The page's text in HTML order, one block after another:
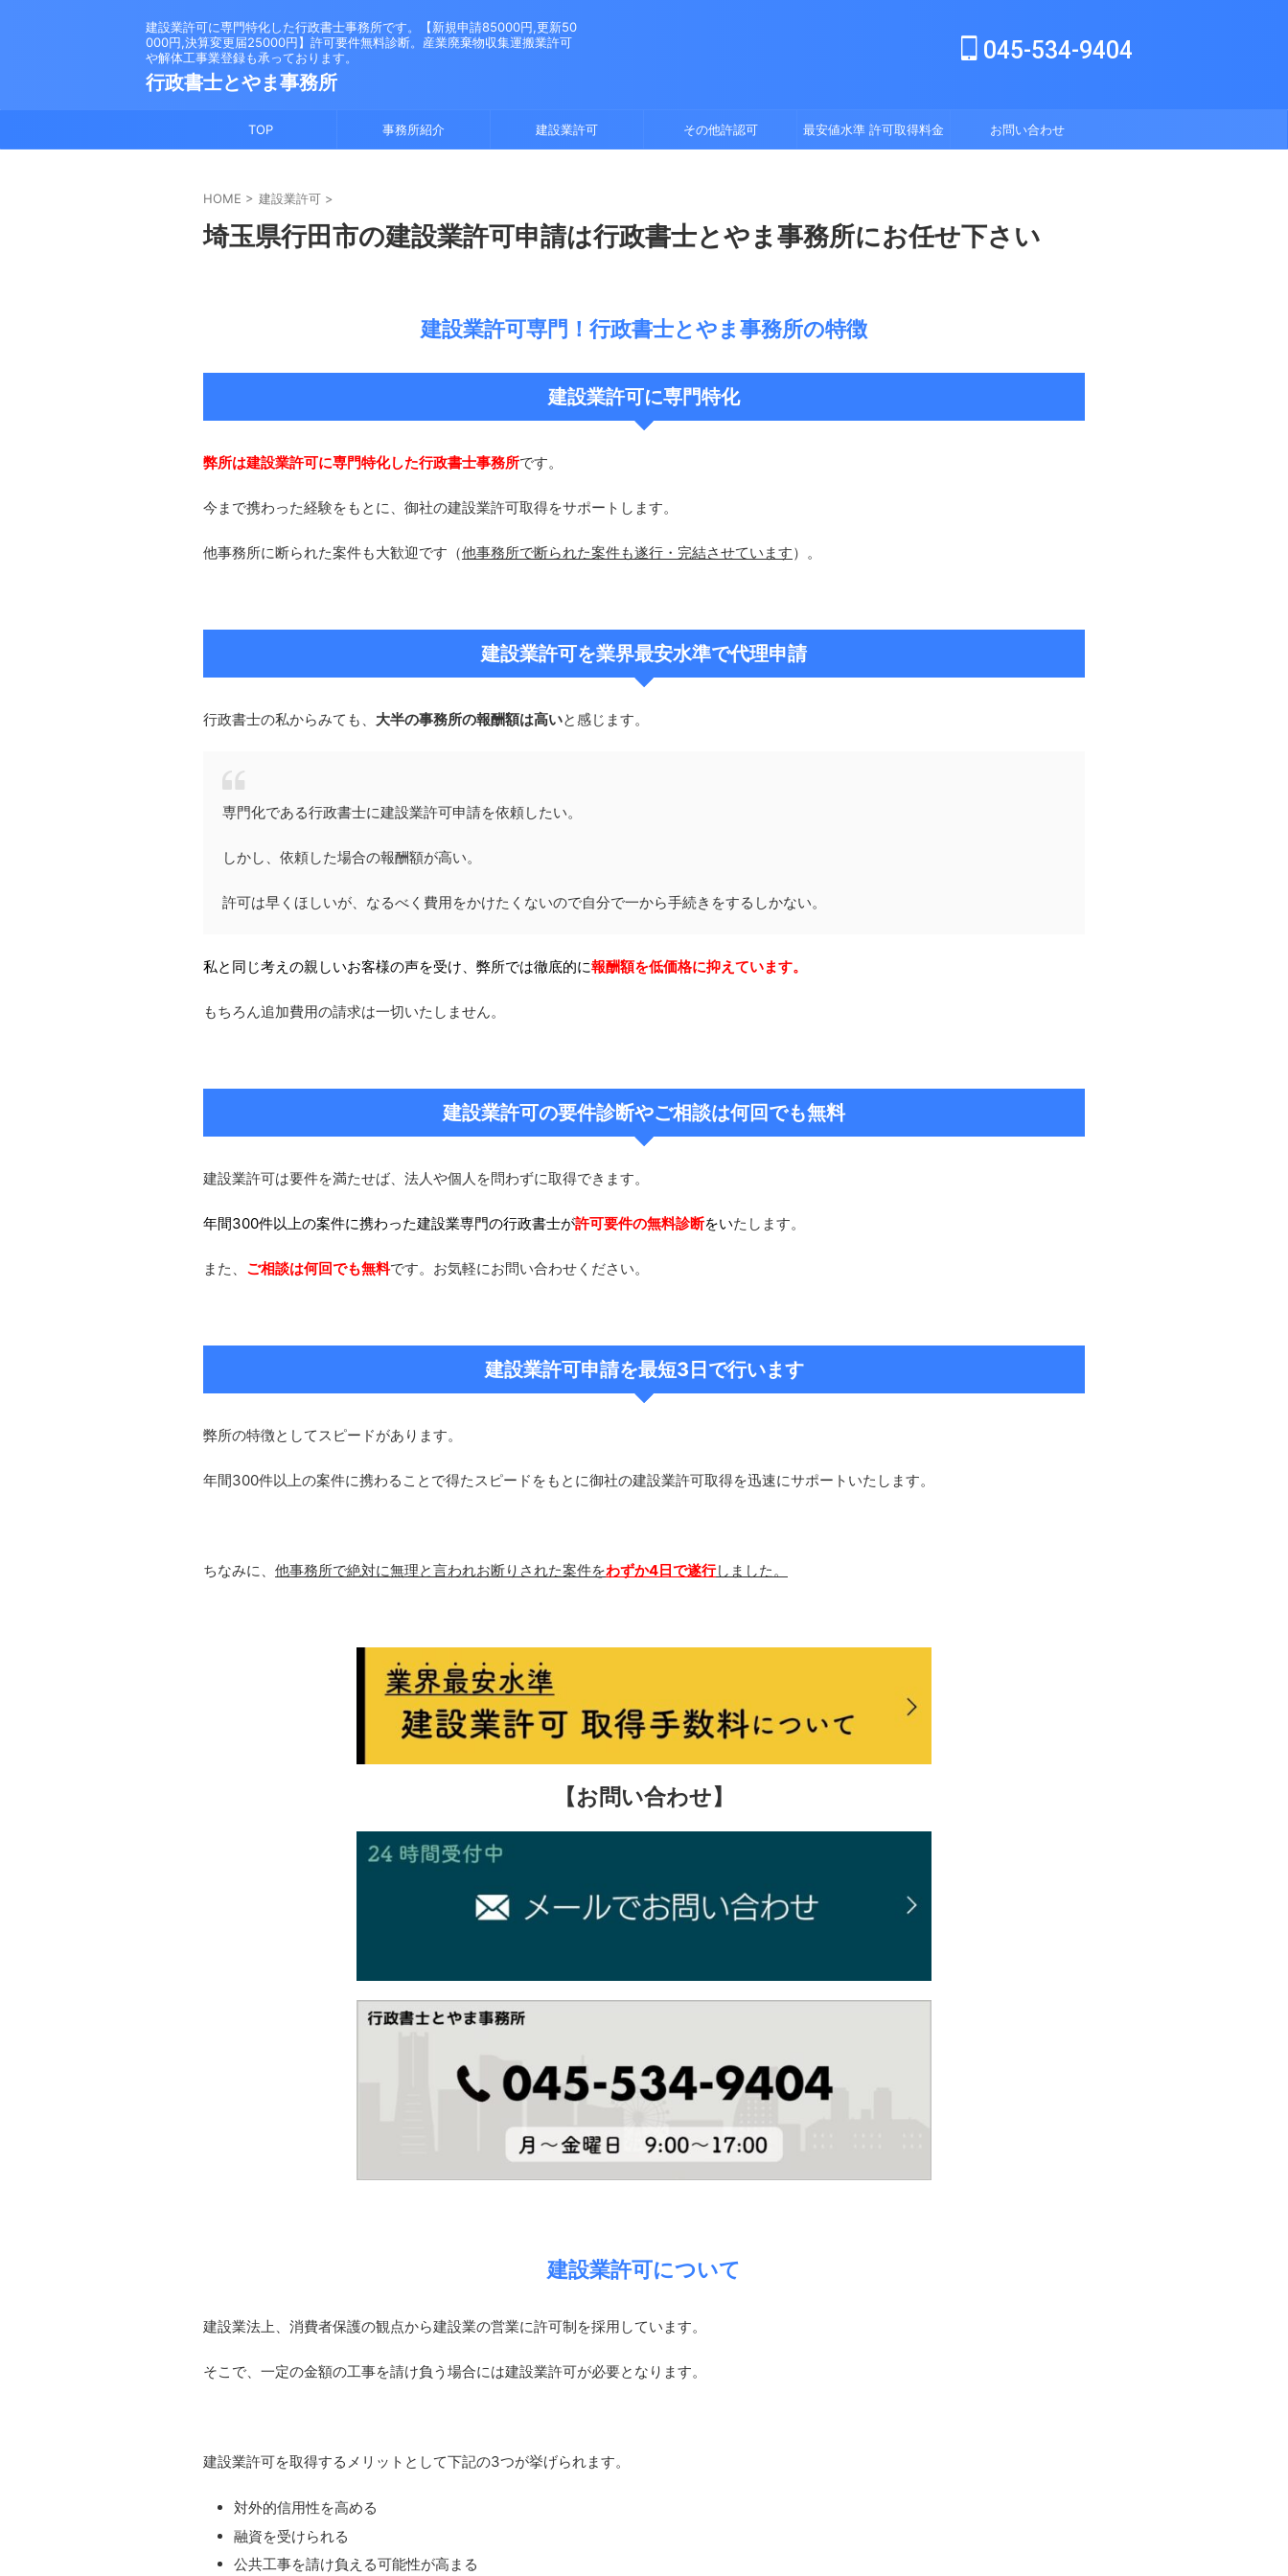
建設業許可に専門特化した行政書士事務所です。【新規申請85000円,更新50
000円,決算変更届25000円】許可要件無料診断。産業廃棄物収集運搬業許可
や解体工事業登録も承っております。
行政書士とやま事務所
045-534-9404
TOP 事務所紹介 建設業許可 その他許認可 最安値水準 許可取得料金 お問い合わせ
HOME > 建設業許可 >
埼玉県行田市の建設業許可申請は行政書士とやま事務所にお任せ下さい
建設業許可専門！行政書士とやま事務所の特徴
建設業許可に専門特化
弊所は建設業許可に専門特化した行政書士事務所です。
今まで携わった経験をもとに、御社の建設業許可取得をサポートします。
他事務所に断られた案件も大歓迎です（他事務所で断られた案件も遂行・完結させています）。
建設業許可を業界最安水準で代理申請
行政書士の私からみても、 大半の事務所の報酬額は高いと感じます。
専門化である行政書士に建設業許可申請を依頼したい。
しかし、依頼した場合の報酬額が高い。
許可は早くほしいが、なるべく費用をかけたくないので自分で一から手続きをするしかない。
私と同じ考えの親しいお客様の声を受け、弊所では徹底的に報酬額を低価格に抑えています。
もちろん追加費用の請求は一切いたしません。
建設業許可の要件診断やご相談は何回でも無料
建設業許可は要件を満たせば、法人や個人を問わずに取得できます。
年間300件以上の案件に携わった建設業専門の行政書士が許可要件の無料診断をいたします。
また、 ご相談は何回でも無料です。お気軽にお問い合わせください。
建設業許可申請を最短3日で行います
弊所の特徴としてスピードがあります。
年間300件以上の案件に携わることで得たスピードをもとに御社の建設業許可取得を迅速にサポートいたします。
ちなみに、 他事務所で絶対に無理と言われお断りされた案件をわずか4日で遂行しました。
【お問い合わせ】
建設業許可について
建設業法上、消費者保護の観点から建設業の営業に許可制を採用しています。
そこで、一定の金額の工事を請け負う場合には建設業許可が必要となります。
建設業許可を取得するメリットとして下記の3つが挙げられます。
対外的信用性を高める
融資を受けられる
公共工事を請け負える可能性が高まる